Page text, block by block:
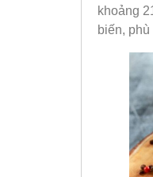
khoảng
biến,